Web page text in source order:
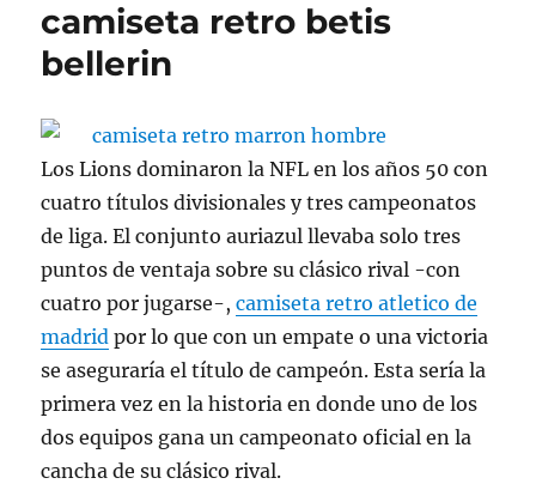
camiseta retro betis
bellerin
Los Lions dominaron la NFL en los años 50 con
cuatro títulos divisionales y tres campeonatos
de liga. El conjunto auriazul llevaba solo tres
puntos de ventaja sobre su clásico rival -con
cuatro por jugarse-,camiseta retro atletico de
madrid por lo que con un empate o una victoria
se aseguraría el título de campeón. Esta sería la
primera vez en la historia en donde uno de los
dos equipos gana un campeonato oficial en la
cancha de su clásico rival.